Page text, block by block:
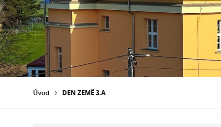
Úvod DEN ZEMĚ 3.A